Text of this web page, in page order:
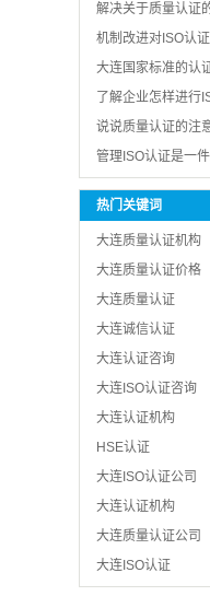
解决关于质量认证
机制改进对ISO认
大连国家标准的认
了解企业怎样进行
说说质量认证的注
管理ISO认证是一
热门关键词
大连质量认证机构
大连质量认证价格
大连质量认证
大连诚信认证
大连认证咨询
大连ISO认证咨询
​大连认证机构
HSE认证
大连ISO认证公司
大连认证机构
大连质量认证公司
大连ISO认证